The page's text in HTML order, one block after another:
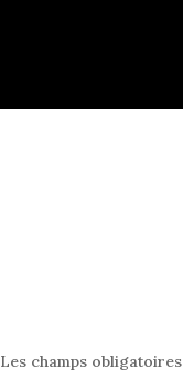
Les champs obligatoires